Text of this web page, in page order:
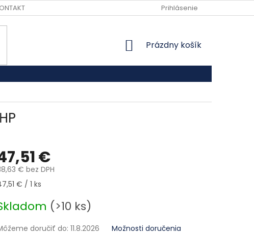
VŠEOBECNÉ OBCHODNÉ PODMIENKY PODMIENKY
Prihlásenie
NÁKUPNÝ KOŠÍK
Prázdny košík
€
€ bez DPH
cena:
€ / 1 ks
(>10 ks)
doručiť do: 11.8.2026 Možnosti doručenia